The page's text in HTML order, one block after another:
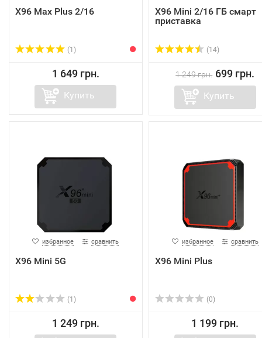
X96 Max Plus 2/16
(1)
1 649 грн.
Купить
X96 Mini 2/16 ГБ смарт
приставка
(14)
1 249 грн. 699 грн.
Купить
избранное сравнить
X96 Mini 5G
(1)
1 249 грн.
избранное сравнить
X96 Mini Plus
(0)
1 199 грн.